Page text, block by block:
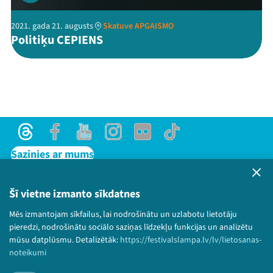
Šī vietne izmanto sīkdatnes
Mēs izmantojam sīkfailus, lai nodrošinātu un uzlabotu lietotāju
pieredzi, nodrošinātu sociālo saziņas līdzekļu funkcijas un analizētu
mūsu datplūsmu. Detalizētāk: https://festivalslampa.lv/lv/lietosanas-
noteikumi
2021. gada 21. augusts Skatuve APGAISMO
Politiķu CEPIENS
ThreadsFacebookYoutubeInstagram
Flick TikTok
Sazinies ar mums
Lietošanas noteikumi un sīkdatņu politika
Bērnu aizsardzības politika
© 2026 Sarunu festivāls LAMPA Visas tiesības
paturētas.